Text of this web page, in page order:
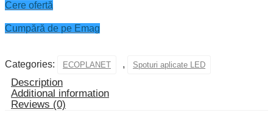
Cere ofertă
Cumpără de pe Emag
Categories: ECOPLANET , Spoturi aplicate LED
Description
Additional information
Reviews (0)